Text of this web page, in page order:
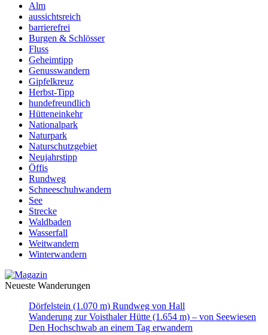
Alm
aussichtsreich
barrierefrei
Burgen & Schlösser
Fluss
Geheimtipp
Genusswandern
Gipfelkreuz
Herbst-Tipp
hundefreundlich
Hütteneinkehr
Nationalpark
Naturpark
Naturschutzgebiet
Neujahrstipp
Öffis
Rundweg
Schneeschuhwandern
See
Strecke
Waldbaden
Wasserfall
Weitwandern
Winterwandern
Neueste Wanderungen
Dörfelstein (1.070 m) Rundweg von Hall
Wanderung zur Voisthaler Hütte (1.654 m) – von Seewiesen
Den Hochschwab an einem Tag erwandern